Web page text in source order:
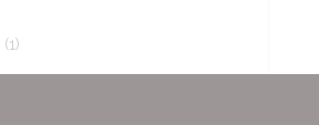
(1)